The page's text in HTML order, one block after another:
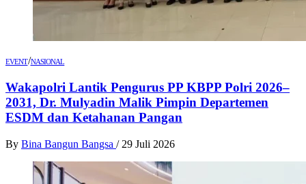
EVENT/NASIONAL
Wakapolri Lantik Pengurus PP KBPP Polri 2026–
2031, Dr. Mulyadin Malik Pimpin Departemen
ESDM dan Ketahanan Pangan
By Bina Bangun Bangsa / 29 Juli 2026